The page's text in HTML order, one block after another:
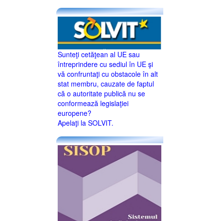
Sunteţi cetăţean al UE sau
întreprindere cu sediul în UE şi
vă confruntaţi cu obstacole în alt
stat membru, cauzate de faptul
că o autoritate publică nu se
conformează legislaţiei
europene?
Apelaţi la SOLVIT.